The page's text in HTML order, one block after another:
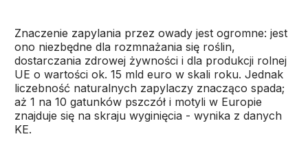
Znaczenie zapylania przez owady jest ogromne: jest
ono niezbędne dla rozmnażania się roślin,
dostarczania zdrowej żywności i dla produkcji rolnej
UE o wartości ok. 15 mld euro w skali roku. Jednak
liczebność naturalnych zapylaczy znacząco spada;
aż 1 na 10 gatunków pszczół i motyli w Europie
znajduje się na skraju wyginięcia - wynika z danych
KE.